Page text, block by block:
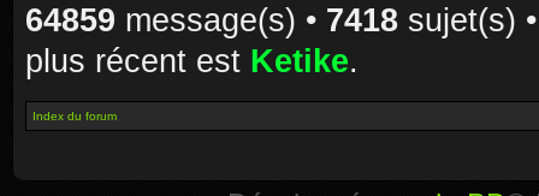
64859 message(s) • 7418 sujet(s)
plus récent est Ketike.
Index du forum